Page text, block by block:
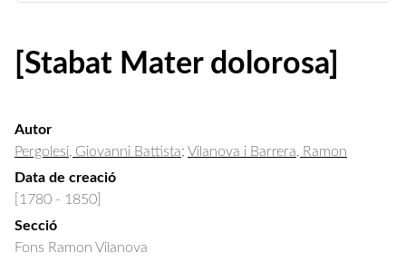
[Stabat Mater dolorosa]
Autor
Pergolesi, Giovanni Battista; Vilanova i Barrera, Ramon
Data de creació
[1780 - 1850]
Secció
Fons Ramon Vilanova